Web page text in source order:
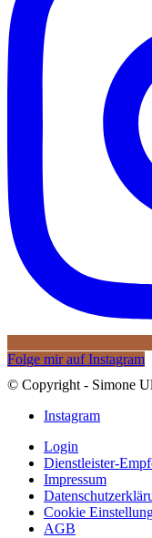
Folge mir auf Instagram
© Copyright - Simone
Instagram
Login
Dienstleister-
Impressum
Cookie
AGB